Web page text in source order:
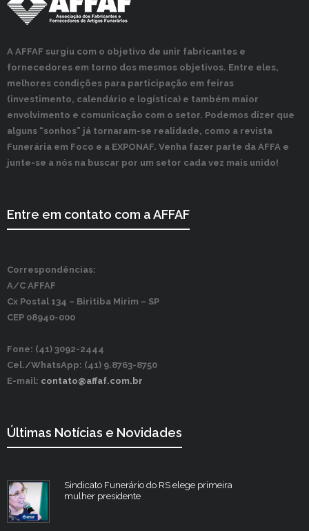
A AFFAF surgiu com o objetivo de unir fabricantes e
fornecedores em torno dos mesmos objetivos. Entre eles,
melhores condições para participação em feiras
(investimento, calendário e logística) e também maior
envolvimento e comunicação com o setor. Podemos dizer que
alguns “sonhos” já tornaram-se realidade, como a revista
Funerária em Foco e a EXPONAF. Venha fazer parte da AFFA e
junte-se a nós na buscar por um setor cada vez mais unido!
Entre em contato com a AFFAF
Correspondências:
A/C AFFAF
Cx Postal 134 – Biritiba Mirim – SP
CEP 08940-000
Fone: (41) 3092-2444
Cel./WhatsApp: (41) 9.8763-8750
E-mail: contato@affaf.com.br
Últimas Notícias e Novidades
Sindicato Funerário do RS elege primeira
mulher presidente